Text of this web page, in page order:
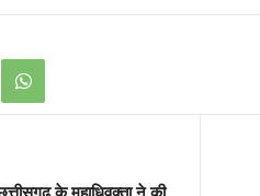
के महाधिवक्ता ने की